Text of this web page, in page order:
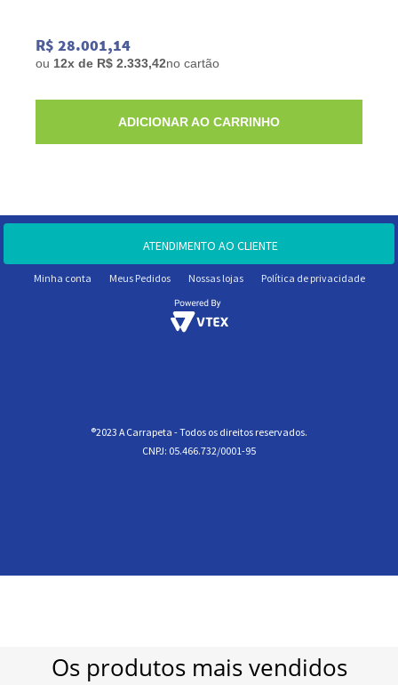
R$ 28.001,14
ou 12x de R$ 2.333,42no cartão
ADICIONAR AO CARRINHO
ATENDIMENTO AO CLIENTE
Minha conta Meus Pedidos Nossas lojas Política de privacidade
®2023 A Carrapeta - Todos os direitos reservados.
CNPJ: 05.466.732/0001-95